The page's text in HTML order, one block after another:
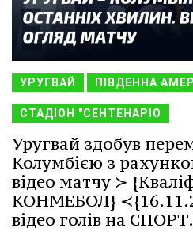
УРУГВАЙ ПІВДЕННА
СТАДІОН "СЕНТЕНАРІО
Уругвай здобув
Колумбією з
відео матчу ≻
КОНМЕБОЛ}
відео голів на